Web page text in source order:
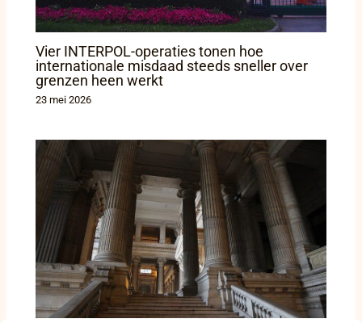
Vier INTERPOL-operaties tonen hoe
internationale misdaad steeds sneller over
grenzen heen werkt
23 mei 2026